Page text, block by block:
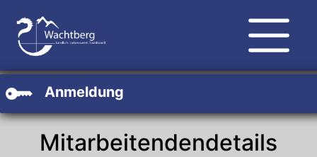
Anmeldung
Mitarbeitendendetails